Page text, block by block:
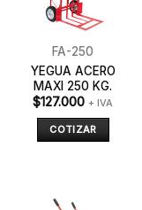
FA-250
YEGUA ACERO
MAXI 250 KG.
$127.000 + IVA
COTIZAR